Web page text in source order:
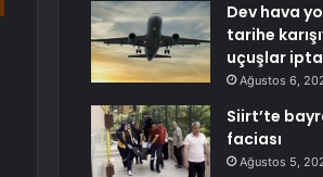
Dev hava
tarihe
uçuşlar
Ağustos 6,
Siirt’te
faciası
Ağustos 5,